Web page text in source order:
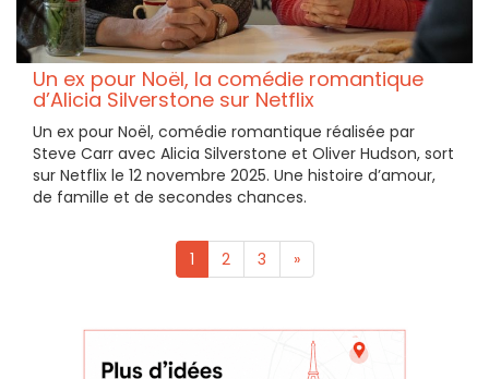
Un ex pour Noël, la comédie romantique
d’Alicia Silverstone sur Netflix
Un ex pour Noël, comédie romantique réalisée par
Steve Carr avec Alicia Silverstone et Oliver Hudson, sort
sur Netflix le 12 novembre 2025. Une histoire d’amour,
de famille et de secondes chances.
1 2 3 »